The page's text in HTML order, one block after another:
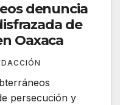
denuncia
de
Oaxaca
persecución y